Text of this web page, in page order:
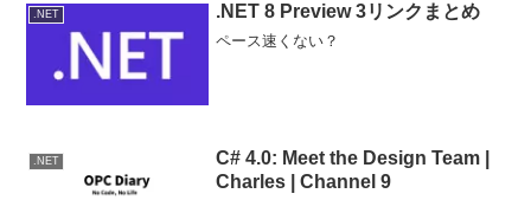
.NET .NET 8 Preview 3リンクまとめ
ペース速くない？
.NET
C# 4.0: Meet the Design Team |
Charles | Channel 9